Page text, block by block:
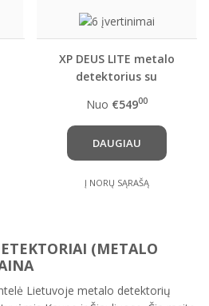
XP DEUS LITE metalo
detektorius su
belaidėmis ausinėmis
WS4 ( WS4 Master )
Nuo €54900
DAUGIAU
Į NORŲ SĄRAŠĄ
(METALO
Lietuvoje metalo detektorių